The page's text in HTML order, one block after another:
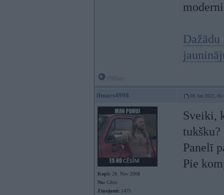
ilmars4998 08. Jan 2021,
Kopš: 28. Nov 2008
No: Cēsis
Ziņojumi: 1475
Sveiki,
tukšku?
Panelī
Pie